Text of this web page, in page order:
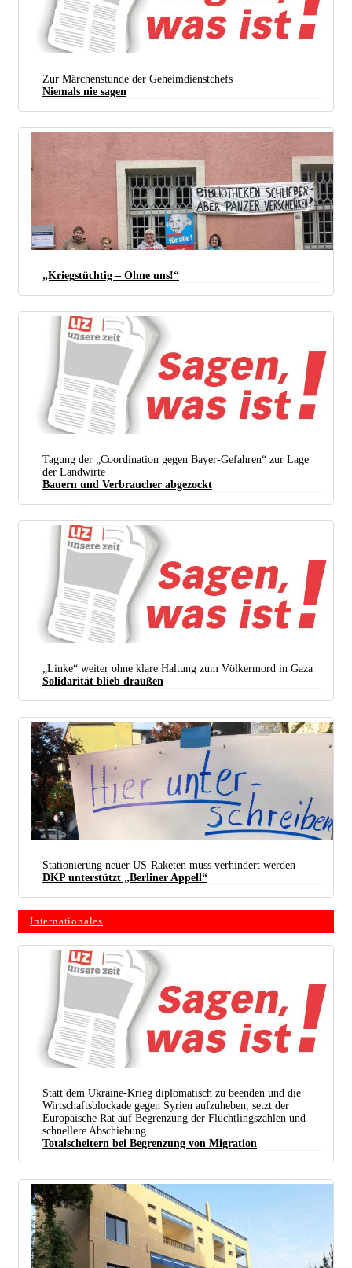
Zur Märchenstunde der Geheimdienstchefs
Niemals nie sagen
Foto: DKP Essen
„Kriegstüchtig – Ohne uns!“
Tagung der „Coordination gegen Bayer-Gefahren“ zur Lage
der Landwirte
Bauern und Verbraucher abgezockt
„Linke“ weiter ohne klare Haltung zum Völkermord in Gaza
Solidarität blieb draußen
Die DKP Dortmund sammelt Unterschriften für den Berliner Appell. (Foto: DKP Dortmund)
Stationierung neuer US-Raketen muss verhindert werden
DKP unterstützt „Berliner Appell“
Internationales
Statt dem Ukraine-Krieg diplomatisch zu beenden und die
Wirtschaftsblockade gegen Syrien aufzuheben, setzt der
Europäische Rat auf Begrenzung der Flüchtlingszahlen und
schnellere Abschiebung
Totalscheitern bei Begrenzung von Migration